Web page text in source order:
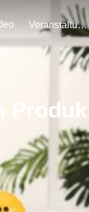
Veranstaltungen